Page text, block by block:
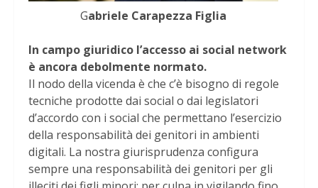
Gabriele Carapezza Figlia
In campo giuridico l’accesso ai social network
è ancora debolmente normato.
Il nodo della vicenda è che c’è bisogno di regole
tecniche prodotte dai social o dai legislatori
d’accordo con i social che permettano l’esercizio
della responsabilità dei genitori in ambienti
digitali. La nostra giurisprudenza configura
sempre una responsabilità dei genitori per gli